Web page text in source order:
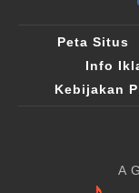
Peta Situs
Info
Kebijakan
A